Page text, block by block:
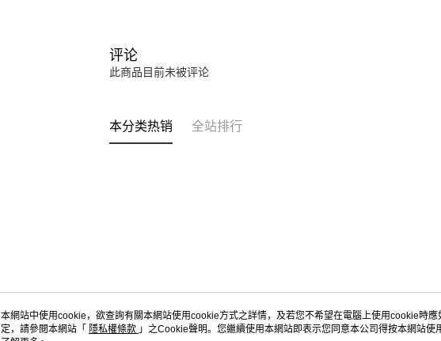
评论
此商品目前未被评论
本分类热销 全站排行
关于我们 客服资
本網站中使用cookie，欲查詢有關本網站使用cookie方式之詳情，及若您不希望在電腦上使用cookie時
定，請參閱本網站「 隱私權條款 」之Cookie聲明。您繼續使用本網站即表示您同意本公司得按本網站使